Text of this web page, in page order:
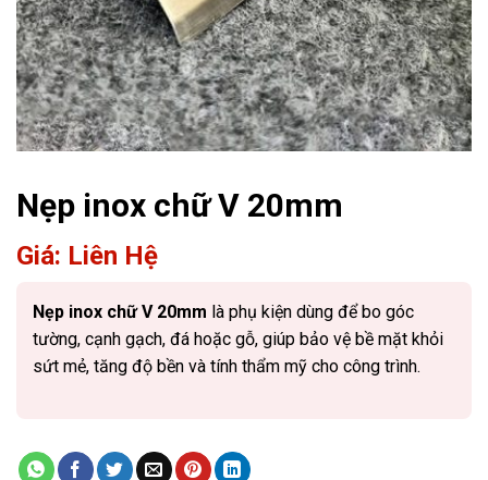
Nẹp inox chữ V 20mm
Giá: Liên Hệ
Nẹp inox chữ V 20mm là phụ kiện dùng để bo góc
tường, cạnh gạch, đá hoặc gỗ, giúp bảo vệ bề mặt khỏi
sứt mẻ, tăng độ bền và tính thẩm mỹ cho công trình.